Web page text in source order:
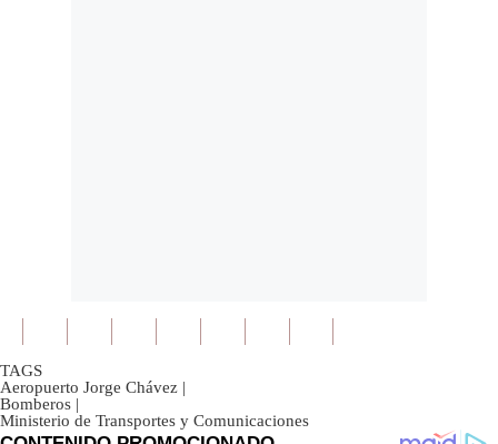
TAGS
Aeropuerto Jorge Chávez |
Bomberos |
Ministerio de Transportes y Comunicaciones